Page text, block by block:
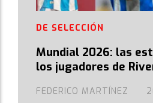
Mundial 2026: las
los jugadores de
FEDERICO MARTÍNEZ
DE SELECCIÓN